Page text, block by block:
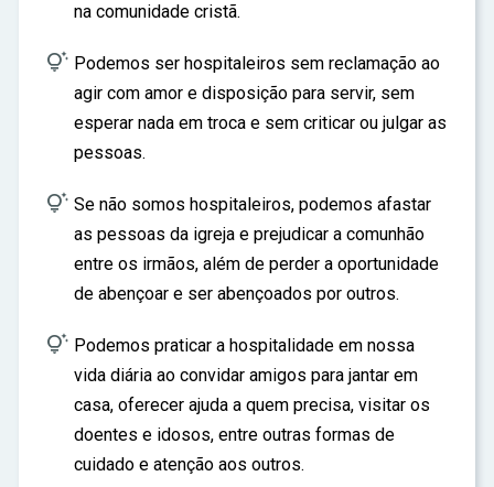
na comunidade cristã.
 Podemos ser hospitaleiros sem reclamação ao
agir com amor e disposição para servir, sem
esperar nada em troca e sem criticar ou julgar as
pessoas.
 Se não somos hospitaleiros, podemos afastar
as pessoas da igreja e prejudicar a comunhão
entre os irmãos, além de perder a oportunidade
de abençoar e ser abençoados por outros.
 Podemos praticar a hospitalidade em nossa
vida diária ao convidar amigos para jantar em
casa, oferecer ajuda a quem precisa, visitar os
doentes e idosos, entre outras formas de
cuidado e atenção aos outros.